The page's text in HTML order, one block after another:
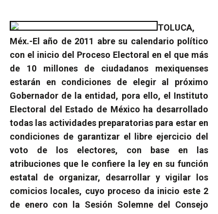
TOLUCA,
Méx.-El año de 2011 abre su calendario político
con el inicio del Proceso Electoral en el que más
de 10 millones de ciudadanos mexiquenses
estarán en condiciones de elegir al próximo
Gobernador de la entidad, pora ello, el Instituto
Electoral del Estado de México ha desarrollado
todas las actividades preparatorias para estar en
condiciones de garantizar el libre ejercicio del
voto de los electores, con base en las
atribuciones que le confiere la ley en su función
estatal de organizar, desarrollar y vigilar los
comicios locales, cuyo proceso da inicio este 2
de enero con la Sesión Solemne del Consejo